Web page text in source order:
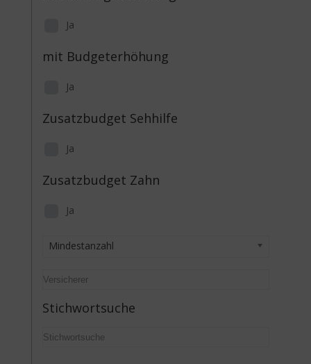
Ja
mit Budgeterhöhung
Ja
Zusatzbudget Sehhilfe
Ja
Zusatzbudget Zahn
Ja
Mindestanzahl
Stichwortsuche